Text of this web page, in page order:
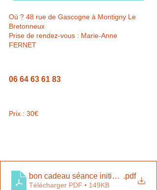
Où ? 48 rue de Gascogne à Montigny Le
Bretonneux
Prise de rendez-vous : Marie-Anne
FERNET
06 64 63 61 83
Prix : 30€
bon cadeau séance initiation.pdf
Télécharger PDF • 149KB